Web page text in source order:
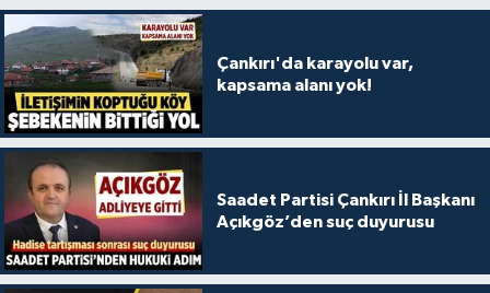
Çankırı'da karayolu var,
kapsama alanı yok!
Saadet Partisi Çankırı İl Başkanı
Açıkgöz’den suç duyurusu